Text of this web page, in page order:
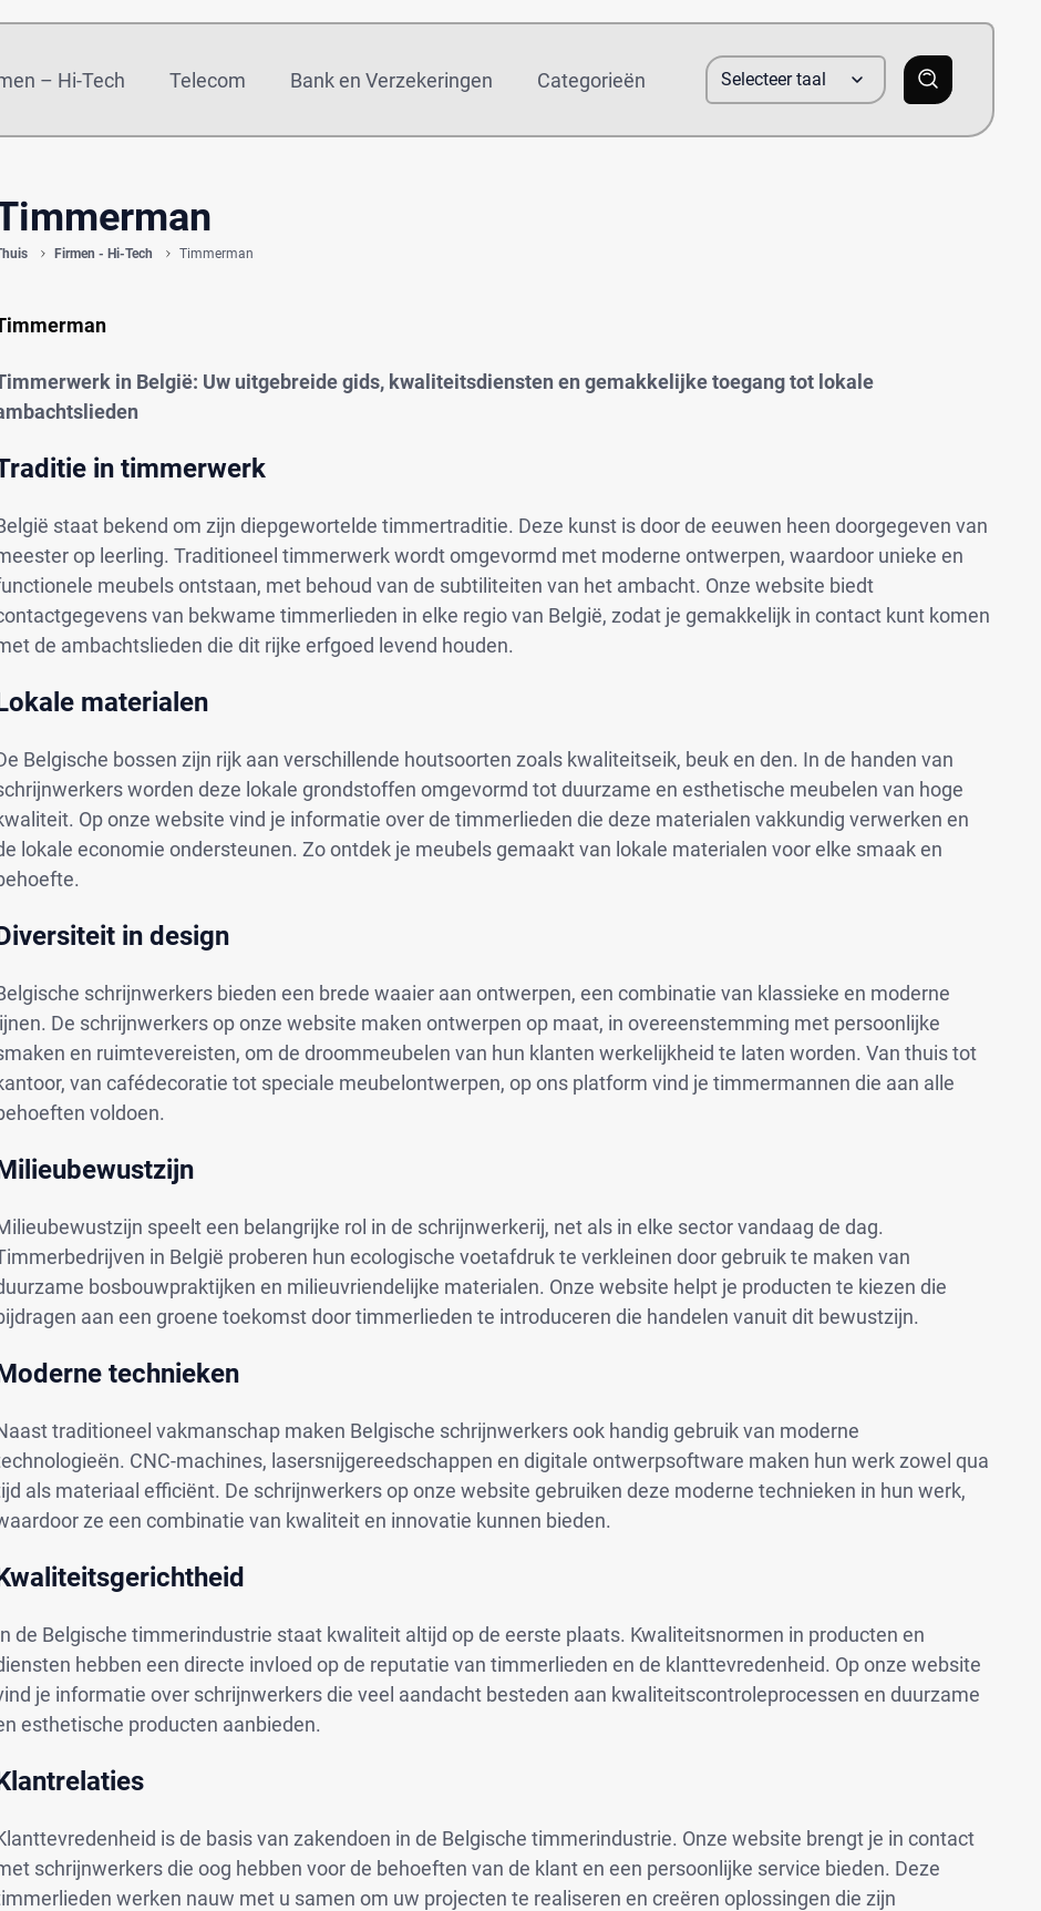
– Hi-Tech Telecom Bank en Verzekeringen Categorieën
Selecteer taal
Firmen - Hi-Tech Timmerman
in België: Uw uitgebreide gids, kwaliteitsdiensten en gemakkelijke toegang tot lokale
in timmerwerk
staat bekend om zijn diepgewortelde timmertraditie. Deze kunst is door de eeuwen heen doorgegeven van
op leerling. Traditioneel timmerwerk wordt omgevormd met moderne ontwerpen, waardoor unieke en
meubels ontstaan, met behoud van de subtiliteiten van het ambacht. Onze website biedt
van bekwame timmerlieden in elke regio van België, zodat je gemakkelijk in contact kunt komen
de ambachtslieden die dit rijke erfgoed levend houden.
materialen
Belgische bossen zijn rijk aan verschillende houtsoorten zoals kwaliteitseik, beuk en den. In de handen van
worden deze lokale grondstoffen omgevormd tot duurzame en esthetische meubelen van hoge
Op onze website vind je informatie over de timmerlieden die deze materialen vakkundig verwerken en
lokale economie ondersteunen. Zo ontdek je meubels gemaakt van lokale materialen voor elke smaak en
in design
schrijnwerkers bieden een brede waaier aan ontwerpen, een combinatie van klassieke en moderne
lijnen. De schrijnwerkers op onze website maken ontwerpen op maat, in overeenstemming met persoonlijke
en ruimtevereisten, om de droommeubelen van hun klanten werkelijkheid te laten worden. Van thuis tot
van cafédecoratie tot speciale meubelontwerpen, op ons platform vind je timmermannen die aan alle
voldoen.
speelt een belangrijke rol in de schrijnwerkerij, net als in elke sector vandaag de dag.
in België proberen hun ecologische voetafdruk te verkleinen door gebruik te maken van
bosbouwpraktijken en milieuvriendelijke materialen. Onze website helpt je producten te kiezen die
aan een groene toekomst door timmerlieden te introduceren die handelen vanuit dit bewustzijn.
technieken
traditioneel vakmanschap maken Belgische schrijnwerkers ook handig gebruik van moderne
CNC-machines, lasersnijgereedschappen en digitale ontwerpsoftware maken hun werk zowel qua
als materiaal efficiënt. De schrijnwerkers op onze website gebruiken deze moderne technieken in hun werk,
ze een combinatie van kwaliteit en innovatie kunnen bieden.
de Belgische timmerindustrie staat kwaliteit altijd op de eerste plaats. Kwaliteitsnormen in producten en
hebben een directe invloed op de reputatie van timmerlieden en de klanttevredenheid. Op onze website
je informatie over schrijnwerkers die veel aandacht besteden aan kwaliteitscontroleprocessen en duurzame
esthetische producten aanbieden.
is de basis van zakendoen in de Belgische timmerindustrie. Onze website brengt je in contact
schrijnwerkers die oog hebben voor de behoeften van de klant en een persoonlijke service bieden. Deze
werken nauw met u samen om uw projecten te realiseren en creëren oplossingen die zijn